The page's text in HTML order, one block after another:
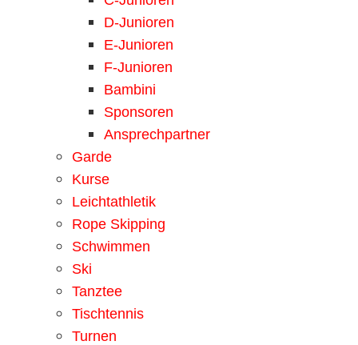
D-Junioren
E-Junioren
F-Junioren
Bambini
Sponsoren
Ansprechpartner
Garde
Kurse
Leichtathletik
Rope Skipping
Schwimmen
Ski
Tanztee
Tischtennis
Turnen